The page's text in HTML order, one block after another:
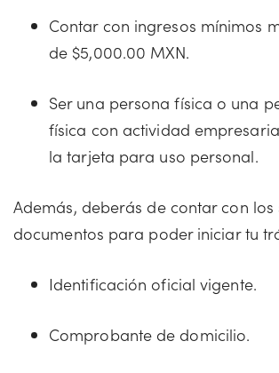
Contar con ingresos mínimos
de $5,000.00 MXN.
Ser una persona física o una
física con actividad
la tarjeta para uso personal.
Además, deberás de contar con los
documentos para poder iniciar tu
Identificación oficial vigente.
Comprobante de domicilio.